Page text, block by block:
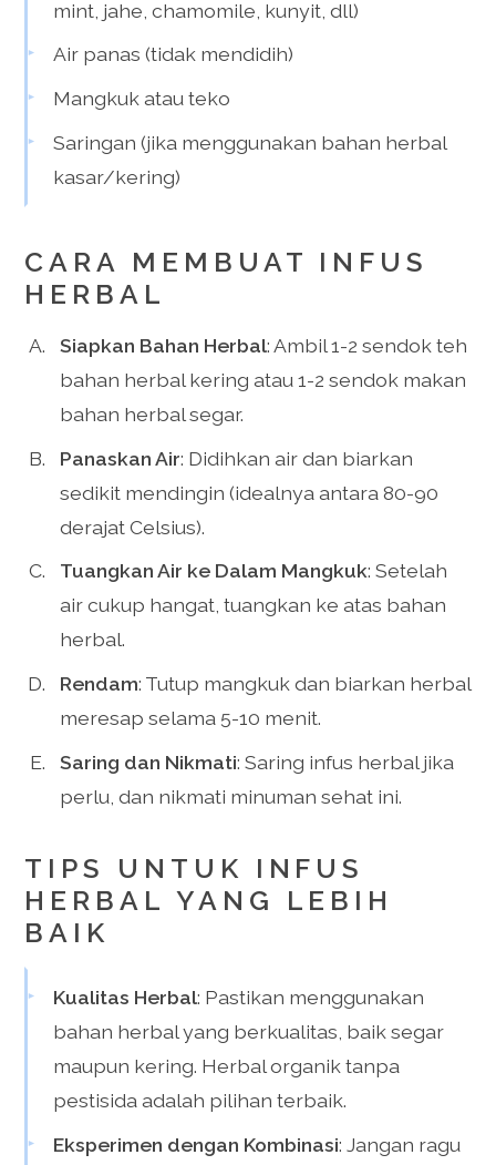
mint, jahe, chamomile, kunyit, dll)
Air panas (tidak mendidih)
Mangkuk atau teko
Saringan (jika menggunakan bahan herbal
kasar/kering)
CARA MEMBUAT INFUS
HERBAL
Siapkan Bahan Herbal: Ambil 1-2 sendok teh
bahan herbal kering atau 1-2 sendok makan
bahan herbal segar.
Panaskan Air: Didihkan air dan biarkan
sedikit mendingin (idealnya antara 80-90
derajat Celsius).
Tuangkan Air ke Dalam Mangkuk: Setelah
air cukup hangat, tuangkan ke atas bahan
herbal.
Rendam: Tutup mangkuk dan biarkan herbal
meresap selama 5-10 menit.
Saring dan Nikmati: Saring infus herbal jika
perlu, dan nikmati minuman sehat ini.
TIPS UNTUK INFUS
HERBAL YANG LEBIH
BAIK
Kualitas Herbal: Pastikan menggunakan
bahan herbal yang berkualitas, baik segar
maupun kering. Herbal organik tanpa
pestisida adalah pilihan terbaik.
Eksperimen dengan Kombinasi: Jangan ragu